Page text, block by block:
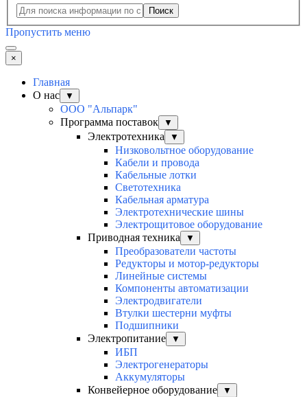
Поиск
Пропустить меню
×
Главная
О нас
▼
ООО "Альпарк"
Программа поставок
▼
Электротехника ▼
Низковольтное оборудование
Кабели и провода
Кабельные лотки
Светотехника
Кабельная арматура
Электротехнические шины
Электрощитовое оборудование
Приводная техника
▼
Преобразователи частоты
Редукторы и мотор-редукторы
Линейные системы
Компоненты автоматизации
Электродвигатели
Втулки шестерни муфты
Подшипники
Электропитание
▼
ИБП
Электрогенераторы
Аккумуляторы
Конвейерное оборудование
▼